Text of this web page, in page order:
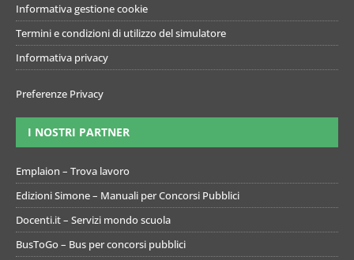
Informativa gestione cookie
Termini e condizioni di utilizzo del simulatore
Informativa privacy
Preferenze Privacy
I NOSTRI PARTNER
Emplaion – Trova lavoro
Edizioni Simone – Manuali per Concorsi Pubblici
Docenti.it – Servizi mondo scuola
BusToGo – Bus per concorsi pubblici